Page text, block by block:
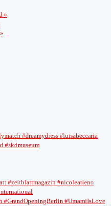
»
#dreamydress #luisabeccaria
#skdmuseum
#zeitblattmagazin #nicoleatieno
#GrandOpeningBerlin #UmamiIsLove